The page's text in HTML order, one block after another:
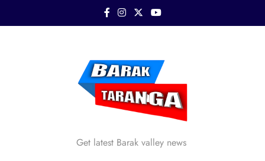
Barak Taranga
Get latest Barak valley news